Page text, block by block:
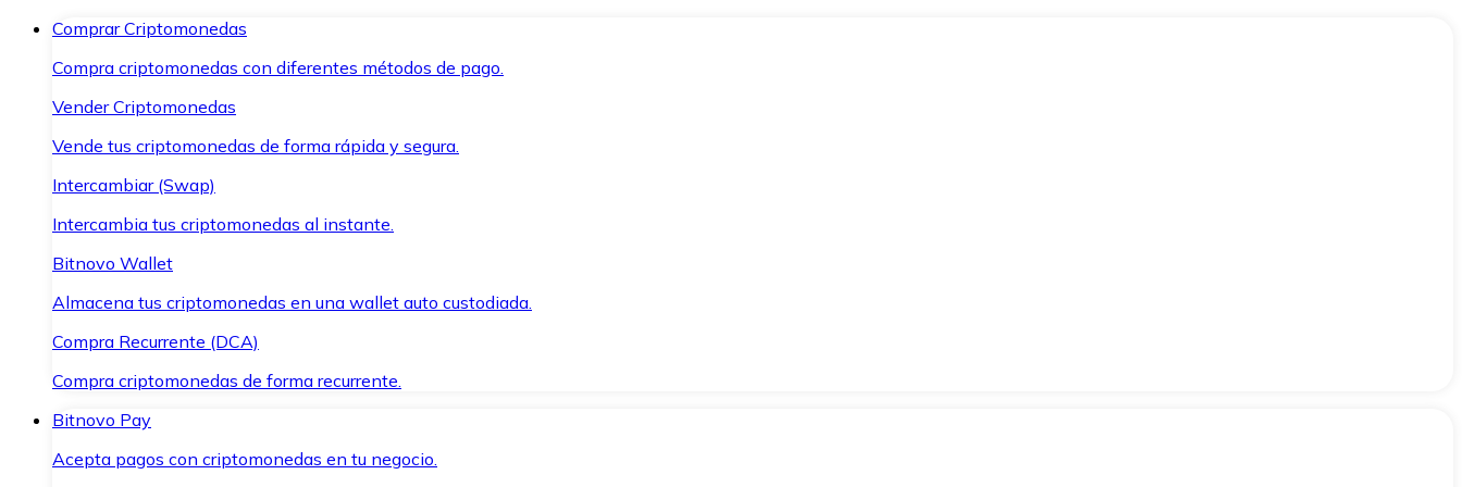
Comprar Criptomonedas
Compra criptomonedas con diferentes métodos de pago.
Vender Criptomonedas
Vende tus criptomonedas de forma rápida y segura.
Intercambiar (Swap)
Intercambia tus criptomonedas al instante.
Bitnovo Wallet
Almacena tus criptomonedas en una wallet auto custodiada.
Compra Recurrente (DCA)
Compra criptomonedas de forma recurrente.
Bitnovo Pay
Acepta pagos con criptomonedas en tu negocio.